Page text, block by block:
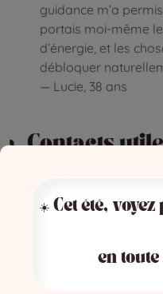
guidance m’a
portais moi-même
d’énergie, et les
débloquer
— Lucie, 38 ans
📞 Contacts
📞 Voyance
✅ Posez votre question
☀️ Cet été,
en toute